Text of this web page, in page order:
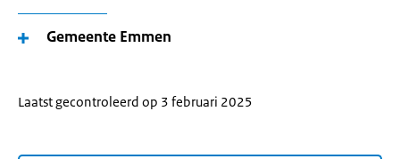
Gemeente Emmen
Laatst gecontroleerd op 3 februari 2025